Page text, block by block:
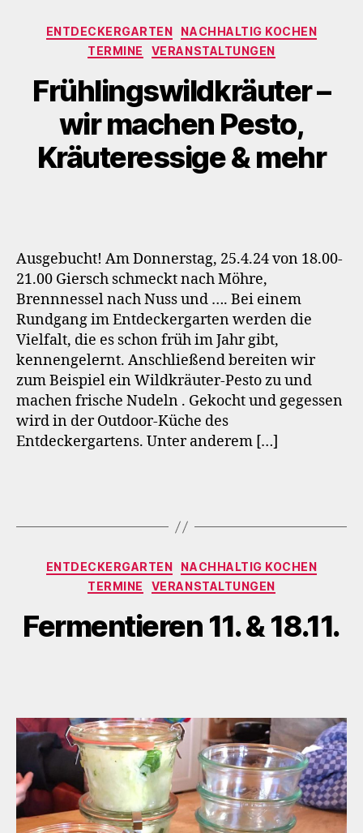
Kategorien
ENTDECKERGARTEN
NACHHALTIG KOCHEN
TERMINE
VERANSTALTUNGEN
Frühlingswildkräuter –
wir machen Pesto,
Kräuteressige & mehr
Ausgebucht! Am Donnerstag, 25.4.24 von 18.00-
21.00 Giersch schmeckt nach Möhre,
Brennnessel nach Nuss und …. Bei einem
Rundgang im Entdeckergarten werden die
Vielfalt, die es schon früh im Jahr gibt,
kennengelernt. Anschließend bereiten wir
zum Beispiel ein Wildkräuter-Pesto zu und
machen frische Nudeln . Gekocht und gegessen
wird in der Outdoor-Küche des
Entdeckergartens. Unter anderem […]
Kategorien
ENTDECKERGARTEN
NACHHALTIG KOCHEN
TERMINE
VERANSTALTUNGEN
Fermentieren 11. & 18.11.